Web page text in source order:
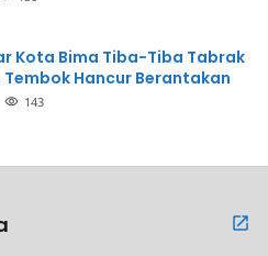
Kota Bima Tiba-Tiba Tabrak
Tembok Hancur Berantakan
143